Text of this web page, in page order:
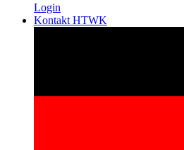
Login
Kontakt HTWK